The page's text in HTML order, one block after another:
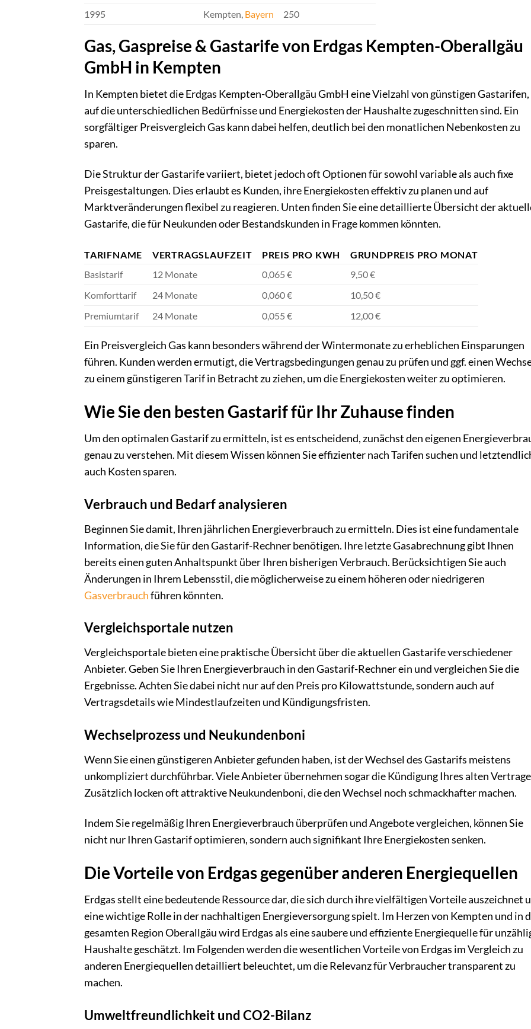
1995
Kempten, Bayern 250
Gas, Gaspreise & Gastarife von Erdgas Kempten-Oberallgäu
GmbH in Kempten
In Kempten bietet die Erdgas Kempten-Oberallgäu GmbH eine Vielzahl von günstigen Gastarifen,
auf die unterschiedlichen Bedürfnisse und Energiekosten der Haushalte zugeschnitten sind. Ein
sorgfältiger Preisvergleich Gas kann dabei helfen, deutlich bei den monatlichen Nebenkosten zu
sparen.
Die Struktur der Gastarife variiert, bietet jedoch oft Optionen für sowohl variable als auch fixe
Preisgestaltungen. Dies erlaubt es Kunden, ihre Energiekosten effektiv zu planen und auf
Marktveränderungen flexibel zu reagieren. Unten finden Sie eine detaillierte Übersicht der
Gastarife, die für Neukunden oder Bestandskunden in Frage kommen könnten.
TARIFNAME VERTRAGSLAUFZEIT PREIS PRO KWH
GRUNDPREIS PRO MONAT
Basistarif
12 Monate 0,065 €
9,50 €
Komforttarif
24 Monate 0,060 €
10,50 €
Premiumtarif
24 Monate 0,055 € 12,00 €
Ein Preisvergleich Gas kann besonders während der Wintermonate zu erheblichen Einsparungen
führen. Kunden werden ermutigt, die Vertragsbedingungen genau zu prüfen und ggf. einen
zu einem günstigeren Tarif in Betracht zu ziehen, um die Energiekosten weiter zu optimieren.
Wie Sie den besten Gastarif für Ihr Zuhause finden
Um den optimalen Gastarif zu ermitteln, ist es entscheidend, zunächst den eigenen
genau zu verstehen. Mit diesem Wissen können Sie effizienter nach Tarifen suchen und
auch Kosten sparen.
Verbrauch und Bedarf analysieren
Beginnen Sie damit, Ihren jährlichen Energieverbrauch zu ermitteln. Dies ist eine fundamentale
Information, die Sie für den Gastarif-Rechner benötigen. Ihre letzte Gasabrechnung gibt Ihnen
bereits einen guten Anhaltspunkt über Ihren bisherigen Verbrauch. Berücksichtigen Sie auch
Änderungen in Ihrem Lebensstil, die möglicherweise zu einem höheren oder niedrigeren
Gasverbrauchführen könnten.
Vergleichsportale nutzen
Vergleichsportale bieten eine praktische Übersicht über die aktuellen Gastarife verschiedener
Anbieter. Geben Sie Ihren Energieverbrauch in den Gastarif-Rechner ein und vergleichen Sie die
Ergebnisse. Achten Sie dabei nicht nur auf den Preis pro Kilowattstunde, sondern auch auf
Vertragsdetails wie Mindestlaufzeiten und Kündigungsfristen.
Wechselprozess und Neukundenboni
Wenn Sie einen günstigeren Anbieter gefunden haben, ist der Wechsel des Gastarifs meistens
unkompliziert durchführbar. Viele Anbieter übernehmen sogar die Kündigung Ihres alten
Zusätzlich locken oft attraktive Neukundenboni, die den Wechsel noch schmackhafter machen.
Indem Sie regelmäßig Ihren Energieverbrauch überprüfen und Angebote vergleichen, können Sie
nicht nur Ihren Gastarif optimieren, sondern auch signifikant Ihre Energiekosten senken.
Die Vorteile von Erdgas gegenüber anderen Energiequellen
Erdgas stellt eine bedeutende Ressource dar, die sich durch ihre vielfältigen Vorteile auszeichnet
eine wichtige Rolle in der nachhaltigen Energieversorgung spielt. Im Herzen von Kempten und in
gesamten Region Oberallgäu wird Erdgas als eine saubere und effiziente Energiequelle für
Haushalte geschätzt. Im Folgenden werden die wesentlichen Vorteile von Erdgas im Vergleich zu
anderen Energiequellen detailliert beleuchtet, um die Relevanz für Verbraucher transparent zu
machen.
Umweltfreundlichkeit und CO2-Bilanz